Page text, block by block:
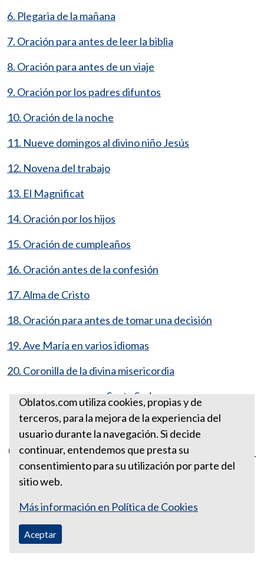
6. Plegaria de la mañana
7. Oración para antes de leer la biblia
8. Oración para antes de un viaje
9. Oración por los padres difuntos
10. Oración de la noche
11. Nueve domingos al divino niño Jesús
12. Novena del trabajo
13. El Magnificat
14. Oración por los hijos
15. Oración de cumpleaños
16. Oración antes de la confesión
17. Alma de Cristo
18. Oración para antes de tomar una decisión
19. Ave María en varios idiomas
20. Coronilla de la divina misericordia
Santa Sede
Oración por la paz de Colombia
Oblatos.com utiliza cookies, propias y de
terceros, para la mejora de la experiencia del
usuario durante la navegación. Si decide
continuar, entendemos que presta su
consentimiento para su utilización por parte del
sitio web.
Más información en Política de Cookies
Aceptar